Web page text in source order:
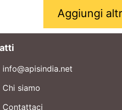
Aggiungi
info@apisindia.net
Chi siamo
Contattaci